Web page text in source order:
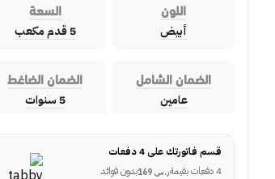
اللون
أبيض
السعة
5 قدم مكعب
الضمان الشامل
عامين
الضمان الضاغط
5 سنوات
قسم فاتورتك على 4 دفعات
4 دفعات بقيمة
ر.س بدون فوائد